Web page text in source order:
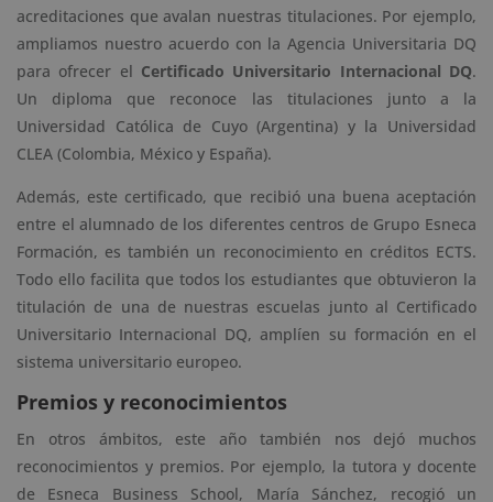
acreditaciones que avalan nuestras titulaciones. Por ejemplo,
ampliamos nuestro acuerdo con la Agencia Universitaria DQ
para ofrecer el Certificado Universitario Internacional DQ.
Un diploma que reconoce las titulaciones junto a la
Universidad Católica de Cuyo (Argentina) y la Universidad
CLEA (Colombia, México y España).
Además, este certificado, que recibió una buena aceptación
entre el alumnado de los diferentes centros de Grupo Esneca
Formación, es también un reconocimiento en créditos ECTS.
Todo ello facilita que todos los estudiantes que obtuvieron la
titulación de una de nuestras escuelas junto al Certificado
Universitario Internacional DQ, amplíen su formación en el
sistema universitario europeo.
Premios y reconocimientos
En otros ámbitos, este año también nos dejó muchos
reconocimientos y premios. Por ejemplo, la tutora y docente
de Esneca Business School, María Sánchez, recogió un